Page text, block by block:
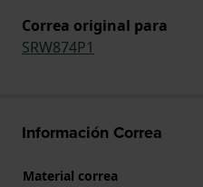
Correa original para
SRW874P1
Información Correa
Material correa